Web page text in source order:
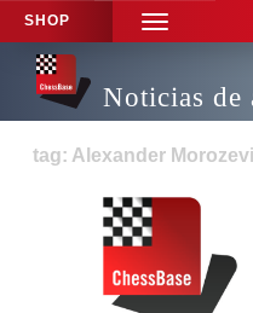
SHOP
TOGGLE
NAVIGATION
Noticias de
tag: Alexander